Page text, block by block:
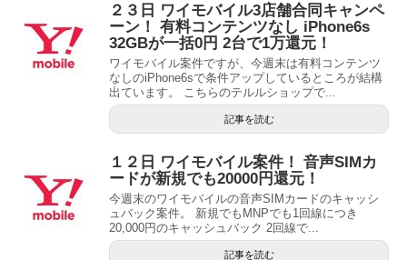
２３日 ワイモバイル3店舗合同キャンペ
ーン！ 有料コンテンツなし iPhone6s
32GBが一括0円 2台で1万還元！
ワイモバイル案件ですが、今週末は有料コンテンツ
なしのiPhone6sで条件アップしているところが結構
出ています。 こちらのテルルショップで...
記事を読む
１２日 ワイモバイル案件！ 音声SIMカ
ードが新規でも20000円還元！
今週末のワイモバイルの音声SIMカードのキャッシ
ュバック案件。 新規でもMNPでも1回線につき
20,000円のキャッシュバック 2回線で...
記事を読む